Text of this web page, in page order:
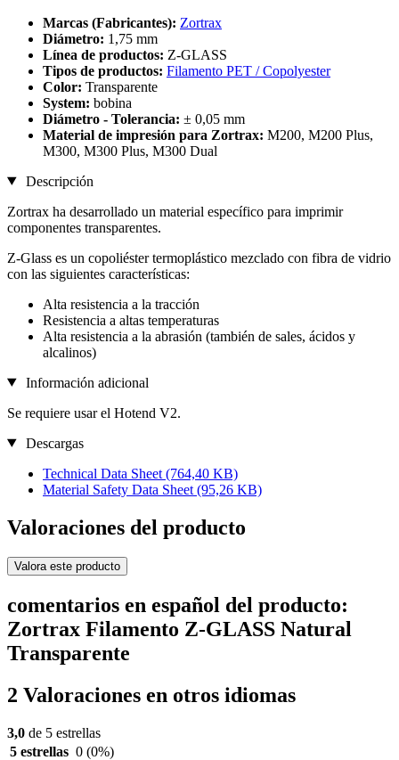
Marcas (Fabricantes): Zortrax
Diámetro: 1,75 mm
Línea de productos: Z-GLASS
Tipos de productos: Filamento PET / Copolyester
Color: Transparente
System: bobina
Diámetro - Tolerancia: ± 0,05 mm
Material de impresión para Zortrax: M200, M200 Plus,
M300, M300 Plus, M300 Dual
Descripción
Zortrax ha desarrollado un material específico para imprimir
componentes transparentes.
Z-Glass es un copoliéster termoplástico mezclado con fibra de vidrio
con las siguientes características:
Alta resistencia a la tracción
Resistencia a altas temperaturas
Alta resistencia a la abrasión (también de sales, ácidos y
alcalinos)
Información adicional
Se requiere usar el Hotend V2.
Descargas
Technical Data Sheet (764,40 KB)
Material Safety Data Sheet (95,26 KB)
Valoraciones del producto
Valora este producto
comentarios en español del producto:
Zortrax Filamento Z-GLASS Natural
Transparente
2 Valoraciones en otros idiomas
3,0 de 5 estrellas
5 estrellas 0 (0%)